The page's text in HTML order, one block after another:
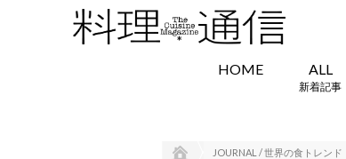
HOME ALL
新着記事
JOURNAL / 世界の食トレンド